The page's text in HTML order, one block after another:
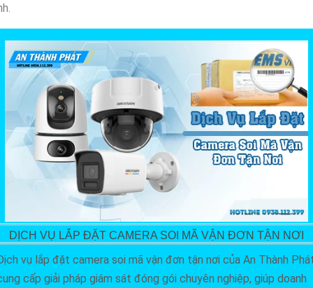
DỊCH VỤ LẮP ĐẶT CAMERA SOI MÃ VẬN ĐƠN TẬN NƠI
vụ lắp đặt camera soi mã vận đơn tận nơi của An Thành
cấp giải pháp giám sát đóng gói chuyên nghiệp, giúp doanh